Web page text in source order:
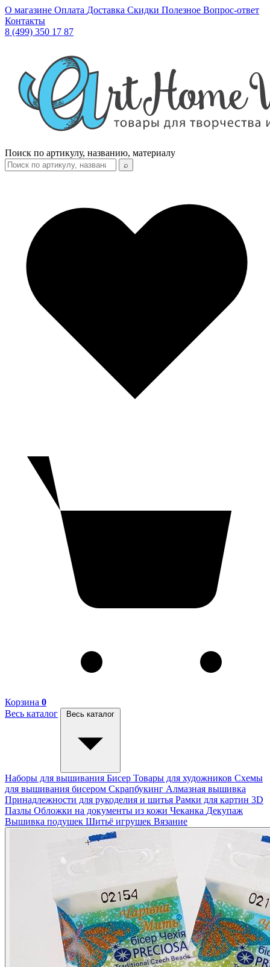
О магазине Оплата Доставка Скидки Полезное Вопрос-ответ
Контакты
8 (499) 350 17 87
Поиск по артикулу, названию, материалу
⌕
Корзина 0
Весь каталог
Весь каталог
Наборы для вышивания Бисер Товары для художников Схемы
для вышивания бисером Скрапбукинг Алмазная вышивка
Принадлежности для рукоделия и шитья Рамки для картин 3D
Пазлы Обложки на документы из кожи Чеканка Декупаж
Вышивка подушек Шитьё игрушек Вязание